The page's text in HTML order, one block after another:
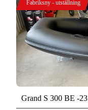
Fabriksny - utställning
Grand S 300 BE -23